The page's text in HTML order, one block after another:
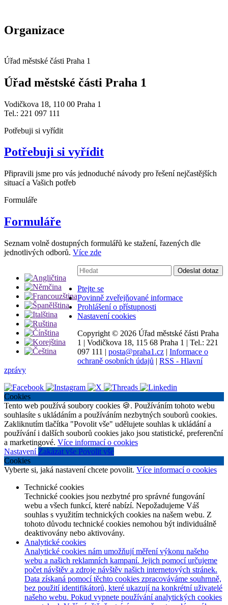
Organizace
Úřad městské části Praha 1
Úřad městské části Praha 1
Vodičkova 18, 110 00 Praha 1
Tel.: 221 097 111
Potřebuji si vyřídit
Potřebuji si vyřídit
Připravili jsme pro vás jednoduché návody pro řešení nejčastějších
situací a Vašich potřeb
Formuláře
Formuláře
Seznam volně dostupných formulářů ke stažení, řazených dle
jednotlivých odborů. Více zde
Vyhledávání:
Odeslat dotaz
Ptejte se
Povinně zveřejňované informace
Prohlášení o přístupnosti
Nastavení cookies
Copyright © 2026 Úřad městské části Praha
1 | Vodičkova 18, 115 68 Praha 1 | Tel.: 221
097 111 | posta@praha1.cz | Informace o
ochraně osobních údajů | RSS - Hlavní
zprávy
Cookies
Tento web používá soubory cookies 🍪. Používáním tohoto webu
souhlasíte s ukládáním a používáním nezbytných souborů cookies.
Zakliknutím tlačítka "Povolit vše" udělujete souhlas k ukládání a
používání i dalších souborů cookies jako jsou statistické, preferenční
a marketingové. Více informací o cookies
Nastavení Zakázat vše Povolit vše
Cookies
Vyberte si, jaká nastavení chcete povolit. Více informací o cookies
Technické cookies
Technické cookies jsou nezbytné pro správné fungování
webu a všech funkcí, které nabízí. Nepožadujeme Váš
souhlas s využitím technických cookies na našem webu. Z
tohoto důvodu technické cookies nemohou být individuálně
deaktivovány nebo aktivovány.
Analytické cookies
Analytické cookies nám umožňují měření výkonu našeho
webu a našich reklamních kampaní. Jejich pomocí určujeme
počet návštěv a zdroje návštěv našich internetových stránek.
Data získaná pomocí těchto cookies zpracováváme souhrnně,
bez použití identifikátorů, které ukazují na konkrétní uživatelé
našeho webu. Pokud vypnete používání analytických cookies